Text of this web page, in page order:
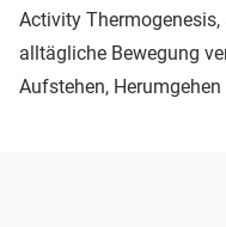
Activity Thermogenesis,
alltägliche Bewegung
Aufstehen,